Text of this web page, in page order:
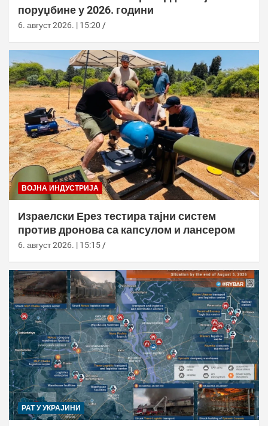
поруџбине у 2026. години
6. август 2026. | 15:20
ВОЈНА ИНДУСТРИЈА
Израелски Ерез тестира тајни систем
против дронова са капсулом и лансером
6. август 2026. | 15:15
РАТ У УКРАЈИНИ